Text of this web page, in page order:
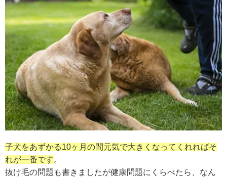
子犬をあずかる10ヶ月の間元気で大きくなってくれればそ
れが一番です。
抜け毛の問題も書きましたが健康問題にくらべたら、なん